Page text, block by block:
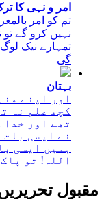
امر و نہی کا
تم کو امر
نہیں کرو گے
تمہارے نیک
گی
بہتان
اور اپنے
کچھ علم نہ
تھے اور خدا
نے ایسی بات
ہمیں ایسی
اللہ! تو
مقبول